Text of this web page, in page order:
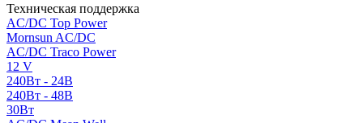
Техническая поддержка
AC/DC Top Power
Mornsun AC/DC
AC/DC Traco Power
12 V
240Вт - 24В
240Вт - 48В
30Вт